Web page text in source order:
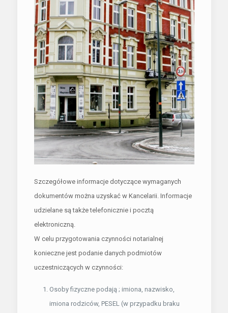
Szczegółowe informacje dotyczące wymaganych
dokumentów można uzyskać w Kancelarii. Informacje
udzielane są także telefonicznie i pocztą
elektroniczną.
W celu przygotowania czynności notarialnej
konieczne jest podanie danych podmiotów
uczestniczących w czynności:
Osoby fizyczne podają ; imiona, nazwisko,
imiona rodziców, PESEL (w przypadku braku